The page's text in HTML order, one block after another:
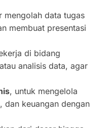
mengolah data tugas
membuat presentasi
di bidang
analisis data, agar
, untuk mengelola
dan keuangan dengan